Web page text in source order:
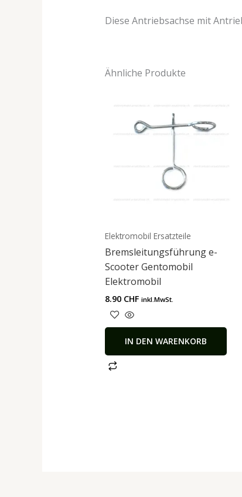
Diese Antriebsachse mit
Ähnliche Produkte
Elektromobil Ersatzteile
Bremsleitungsführung e-
Scooter Gentomobil
Elektromobil
8.90 CHF inkl.MwSt.
IN DEN WARENKORB